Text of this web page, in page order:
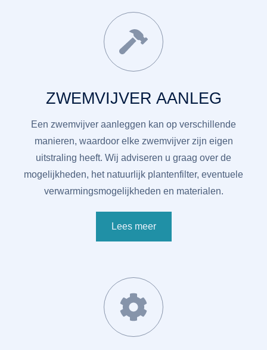
ZWEMVIJVER AANLEG
Een zwemvijver aanleggen kan op verschillende
manieren, waardoor elke zwemvijver zijn eigen
uitstraling heeft. Wij adviseren u graag over de
mogelijkheden, het natuurlijk plantenfilter, eventuele
verwarmingsmogelijkheden en materialen.
Lees meer